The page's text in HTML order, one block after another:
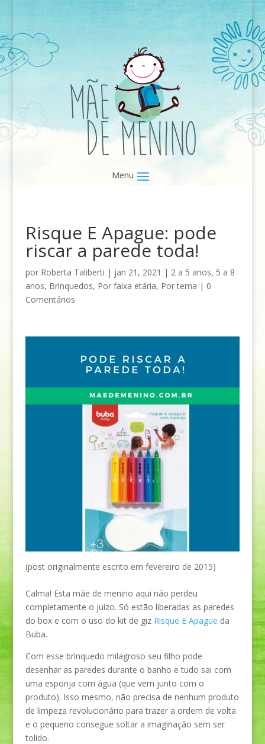
Risque E Apague: pode
riscar a parede toda!
por Roberta Taliberti | jan 21, 2021 | 2 a 5 anos, 5 a 8
anos, Brinquedos, Por faixa etária, Por tema | 0
Comentários
(post originalmente escrito em fevereiro de 2015)
Calma! Esta mãe de menino aqui não perdeu
completamente o juízo. Só estão liberadas as paredes
do box e com o uso do kit de giz Risque E Apague da
Buba.
Com esse brinquedo milagroso seu filho pode
desenhar as paredes durante o banho e tudo sai com
uma esponja com água (que vem junto com o
produto). Isso mesmo, não precisa de nenhum produto
de limpeza revolucionário para trazer a ordem de volta
e o pequeno consegue soltar a imaginação sem ser
tolido.